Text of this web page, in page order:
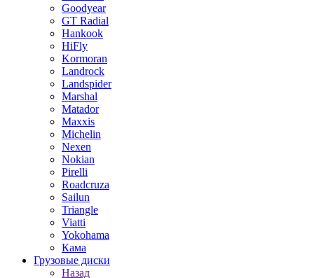
Goodyear
GT Radial
Hankook
HiFly
Kormoran
Landrock
Landspider
Marshal
Matador
Maxxis
Michelin
Nexen
Nokian
Pirelli
Roadcruza
Sailun
Triangle
Viatti
Yokohama
Кама
Грузовые диски
Назад